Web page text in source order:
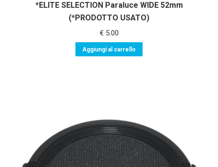
*ELITE SELECTION Paraluce WIDE 52mm
(*PRODOTTO USATO)
€5.00
Aggiungi al carrello